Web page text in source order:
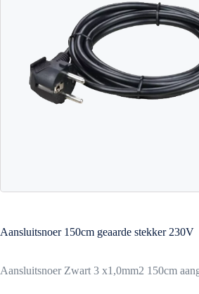
Aansluitsnoer 150cm geaarde stekker 230V
Aansluitsnoer Zwart 3 x1,0mm2 150cm